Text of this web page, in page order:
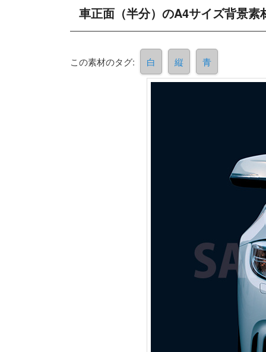
車正面（半分）のA4サイズ背景素
この素材のタグ: 白 縦 青